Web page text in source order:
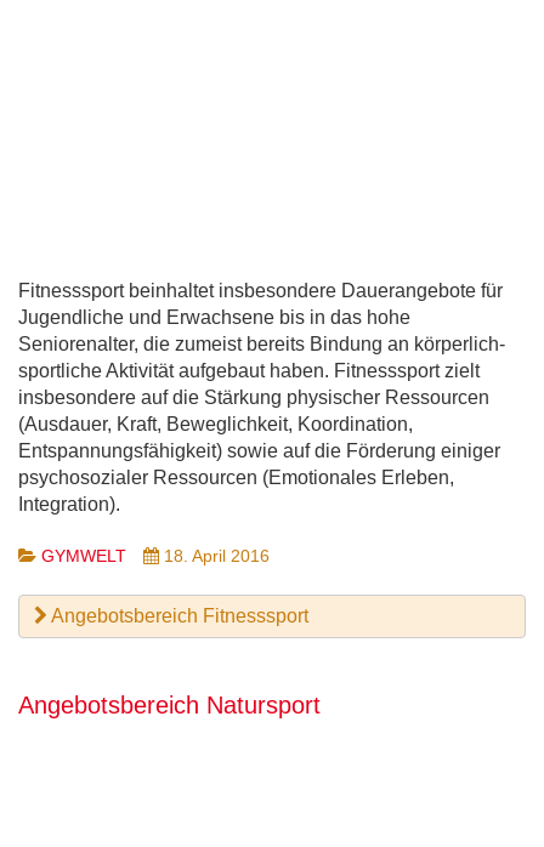
Fitnesssport beinhaltet insbesondere Dauerangebote für
Jugendliche und Erwachsene bis in das hohe
Seniorenalter, die zumeist bereits Bindung an körperlich-
sportliche Aktivität aufgebaut haben. Fitnesssport zielt
insbesondere auf die Stärkung physischer Ressourcen
(Ausdauer, Kraft, Beweglichkeit, Koordination,
Entspannungsfähigkeit) sowie auf die Förderung einiger
psychosozialer Ressourcen (Emotionales Erleben,
Integration).
GYMWELT 18. April 2016
Angebotsbereich Fitnesssport
Angebotsbereich Natursport